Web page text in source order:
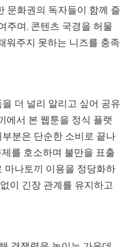
문화권의 독자들이 함께 즐
주며, 콘텐츠 국경을 허물
워주지 못하는 니즈를 충족
더 널리 알리고 싶어 공유
에서 본 웹툰을 정식 플랫
분은 단순한 소비로 끝나
를 호소하며 불만을 표출
마나토끼 이용을 정당화하
이 긴장 관계를 유지하고